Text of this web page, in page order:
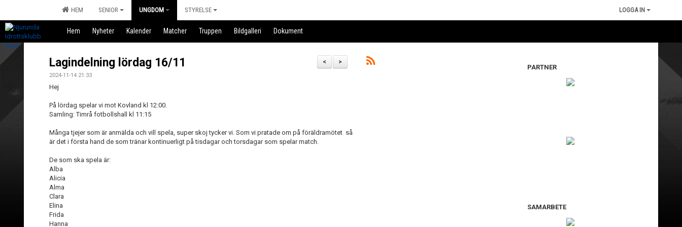
HEM SENIOR UNGDOM STYRELSE LOGGA IN
Hem Nyheter Kalender Matcher Truppen Bildgalleri Dokument
>
<
Lagindelning lördag 16/11
2024-11-14 21:33
Hej
På lördag spelar vi mot Kovland kl 12:00.
Samling: Timrå fotbollshall kl 11:15
Många tjejer som är anmälda och vill spela, super skoj tycker vi. Som vi pratade om på föräldramötet så
är det i första hand de som tränar kontinuerligt på tisdagar och torsdagar som spelar match.
De som ska spela är:
Alba
Alicia
Alma
Clara
Elina
Frida
Hanna
PARTNER
SAMARBETE